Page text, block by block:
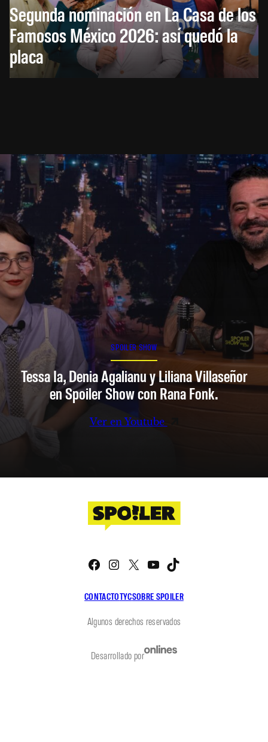
Segunda nominación en La Casa de los
Famosos México 2026: así quedó la
placa
SPOILER SHOW
Tessa Ia, Denia Agalianu y Liliana Villaseñor
en Spoiler Show con Rana Fonk.
Ver en Youtube
CONTACTOTYCSOBRE SPOILER
Facebook
Instagram
X YouTube
Algunos derechos reservados
Desarrollado por